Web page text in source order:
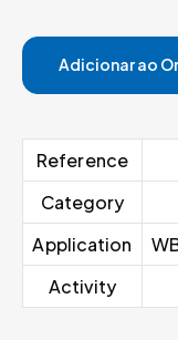
Adicionar ao
Reference
Category
Application
Activity